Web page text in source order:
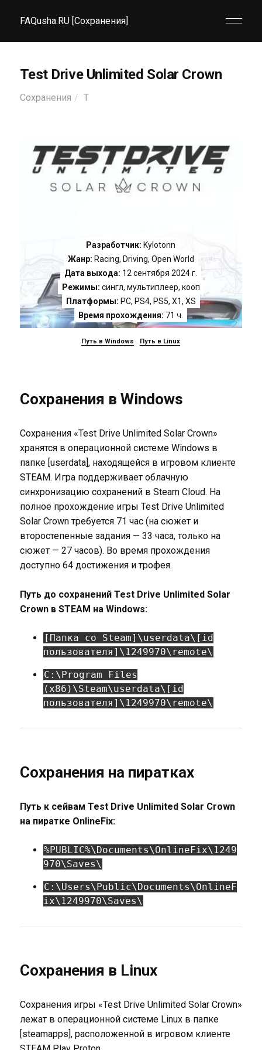
FAQusha.RU [Сохранения]
Test Drive Unlimited Solar Crown
Сохранения T
Разработчик: Kylotonn
Жанр: Racing, Driving, Open World
Дата выхода: 12 сентября 2024 г.
Режимы: сингл, мультиплеер, кооп
Платформы: PC, PS4, PS5, X1, XS
Время прохождения: 71 ч.
Путь в Windows Путь в Linux
Сохранения в Windows
Сохранения «Test Drive Unlimited Solar Crown»
хранятся в операционной системе Windows в
папке [userdata], находящейся в игровом клиенте
STEAM. Игра поддерживает облачную
синхронизацию сохранений в Steam Cloud. На
полное прохождение игры Test Drive Unlimited
Solar Crown требуется 71 час (на сюжет и
второстепенные задания — 33 часа, только на
сюжет — 27 часов). Во время прохождения
доступно 64 достижения и трофея.
Путь до сохранений Test Drive Unlimited Solar
Crown в STEAM на Windows:
[Папка со Steam]\userdata\[id
пользователя]\1249970\remote\
C:\Program Files
(x86)\Steam\userdata\[id
пользователя]\1249970\remote\
Сохранения на пиратках
Путь к сейвам Test Drive Unlimited Solar Crown
на пиратке OnlineFix:
%PUBLIC%\Documents\OnlineFix\1249
970\Saves\
C:\Users\Public\Documents\OnlineF
ix\1249970\Saves\
Сохранения в Linux
Сохранения игры «Test Drive Unlimited Solar Crown»
лежат в операционной системе Linux в папке
[steamapps], расположенной в игровом клиенте